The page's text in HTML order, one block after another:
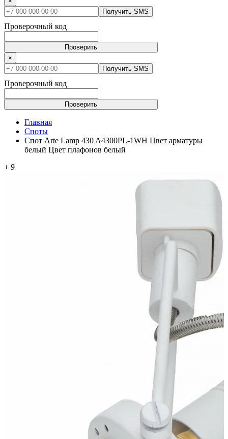
Получить SMS
Проверочный код
Проверить
×
Получить SMS
Проверочный код
Проверить
Главная
Споты
Спот Arte Lamp 430 A4300PL-1WH Цвет арматуры
белый Цвет плафонов белый
+ 9